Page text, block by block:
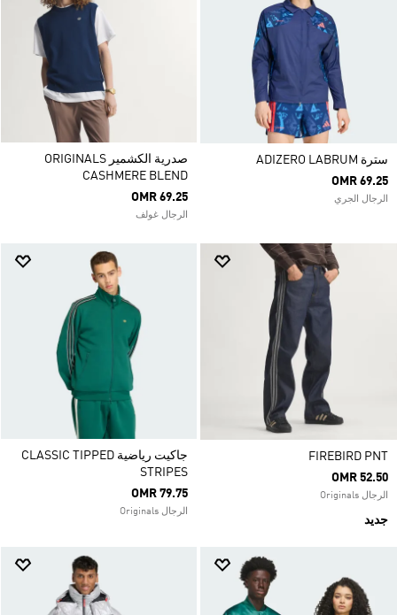
سترة ADIZERO LABRUM
OMR 69.25
الرجال الجري
صدرية الكشمير ORIGINALS
CASHMERE BLEND
OMR 69.25
الرجال غولف
FIREBIRD PNT
OMR 52.50
الرجال Originals
جديد
جاكيت رياضية CLASSIC TIPPED
STRIPES
OMR 79.75
الرجال Originals